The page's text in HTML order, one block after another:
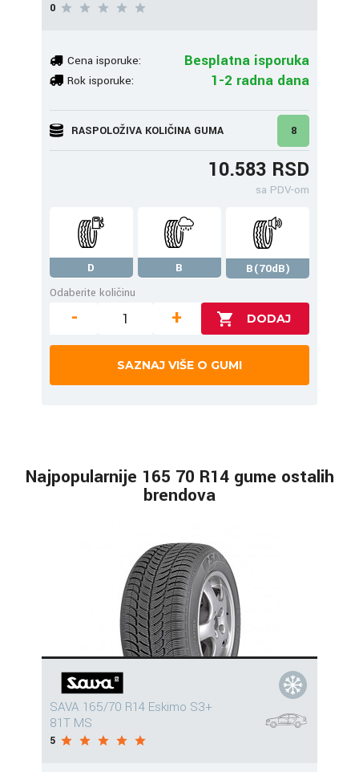
0
Cena isporuke: Besplatna isporuka
Rok isporuke: 1-2 radna dana
RASPOLOŽIVA KOLIČINA GUMA 8
10.583 RSD
sa PDV-om
D B
B(70dB)
Odaberite količinu
- +
SAZNAJ VIŠE O GUMI
Najpopularnije 165 70 R14 gume ostalih
brendova
SAVA 165/70 R14 Eskimo S3+
81T MS
5